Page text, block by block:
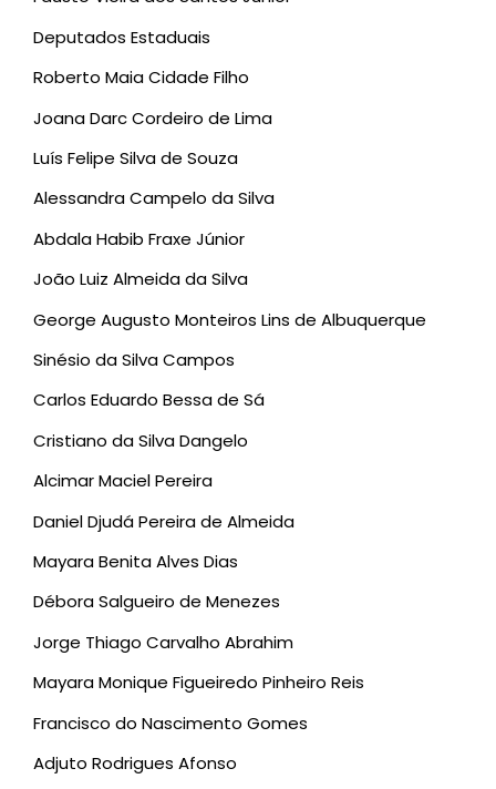
Deputados Estaduais
Roberto Maia Cidade Filho
Joana Darc Cordeiro de Lima
Luís Felipe Silva de Souza
Alessandra Campelo da Silva
Abdala Habib Fraxe Júnior
João Luiz Almeida da Silva
George Augusto Monteiros Lins de Albuquerque
Sinésio da Silva Campos
Carlos Eduardo Bessa de Sá
Cristiano da Silva Dangelo
Alcimar Maciel Pereira
Daniel Djudá Pereira de Almeida
Mayara Benita Alves Dias
Débora Salgueiro de Menezes
Jorge Thiago Carvalho Abrahim
Mayara Monique Figueiredo Pinheiro Reis
Francisco do Nascimento Gomes
Adjuto Rodrigues Afonso